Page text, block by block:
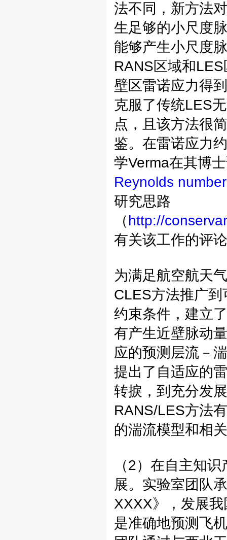
法不同，新方法
生足够的小尺度
能够产生小尺度
RANS区域和
壁区雷诺应力得
克服了传统LES
点，且该方法很
鉴。在雷诺应力
学Verma在其博
Reynolds
研究思路
（http://
有关该工作的评
为满足航空航天
CLES方法推广
约束条件，建立
有产生近壁脉动
应的预测层流－
提出了自适应的
转捩，到充分发
RANS/LES方法
的湍流模型和相
（2）在自主知
展。实验室团队
XXXX》，发展
是准确地预测飞